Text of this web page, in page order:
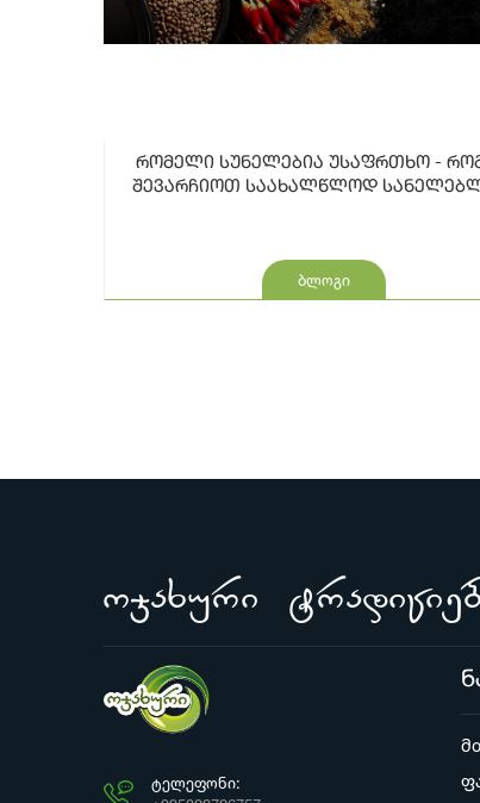
რომელი სუნელებია უსაფრთხო -
შევარჩიოთ საახალწლოდ
ბლოგი
ojaxuri tradiciebi
ᲢᲔᲚᲔᲤᲝᲜᲘ: